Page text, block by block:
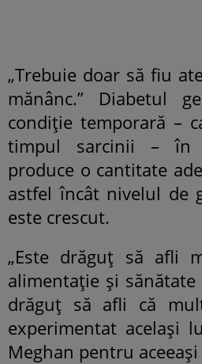
„Trebuie doar să fiu
mănânc.” Diabetul
condiție temporară –
timpul sarcinii – în
produce o cantitate
astfel încât nivelul de
este crescut.
„Este drăguț să afli
alimentație și
drăguț să afli că
experimentat același
Meghan pentru